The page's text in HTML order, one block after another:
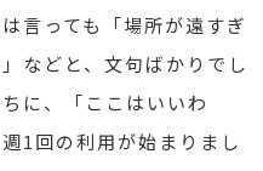
言っても「場所が遠すぎ
などと、文句ばかりでし
に、「ここはいいわ
1回の利用が始まりまし